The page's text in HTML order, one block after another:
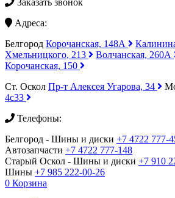
Заказать звонок
Адреса:
Белгород Корочанская, 148А
Хмельницкого, 213
Волчанская, 260А
Корочанская, 150
Ст. Оскол Пр-т Алексея Угарова, 34
4с33
Телефоны:
Белгород - Шины и диски +7 4722 777-
Автозапчасти +7 4722 777-148
Старый Оскол - Шины и диски +7 910
Шины +7 985 222-00-26
0 Корзина